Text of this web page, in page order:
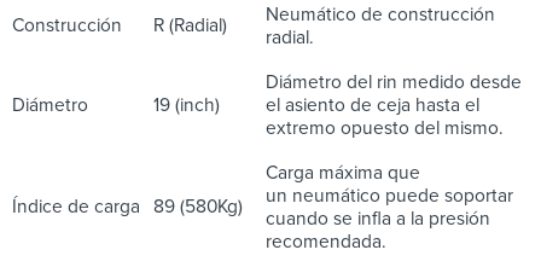
Construcción R (Radial)
Neumático de construcción
radial.
Diámetro 19 (inch)
Diámetro del rin medido desde
el asiento de ceja hasta el
extremo opuesto del mismo.
Índice de carga 89 (580Kg)
Carga máxima que
un neumático puede soportar
cuando se infla a la presión
recomendada.